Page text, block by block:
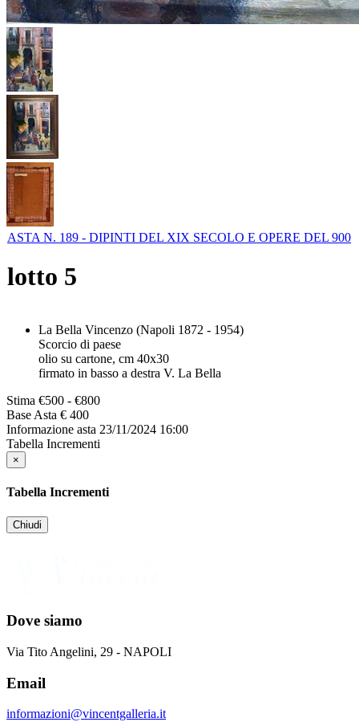
ASTA N. 189 - DIPINTI DEL XIX SECOLO E OPERE DEL 900
lotto 5
La Bella Vincenzo (Napoli 1872 - 1954)
Scorcio di paese
olio su cartone, cm 40x30
firmato in basso a destra V. La Bella
Stima €500 - €800
Base Asta € 400
Informazione asta 23/11/2024 16:00
Tabella Incrementi
×
Tabella Incrementi
Chiudi
Dove siamo
Via Tito Angelini, 29 - NAPOLI
Email
informazioni@vincentgalleria.it